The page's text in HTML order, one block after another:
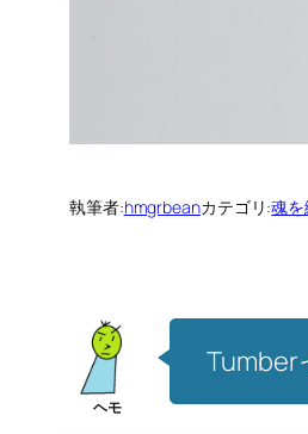
執筆者:hmgrbeanカテゴリ:魂
Tumber